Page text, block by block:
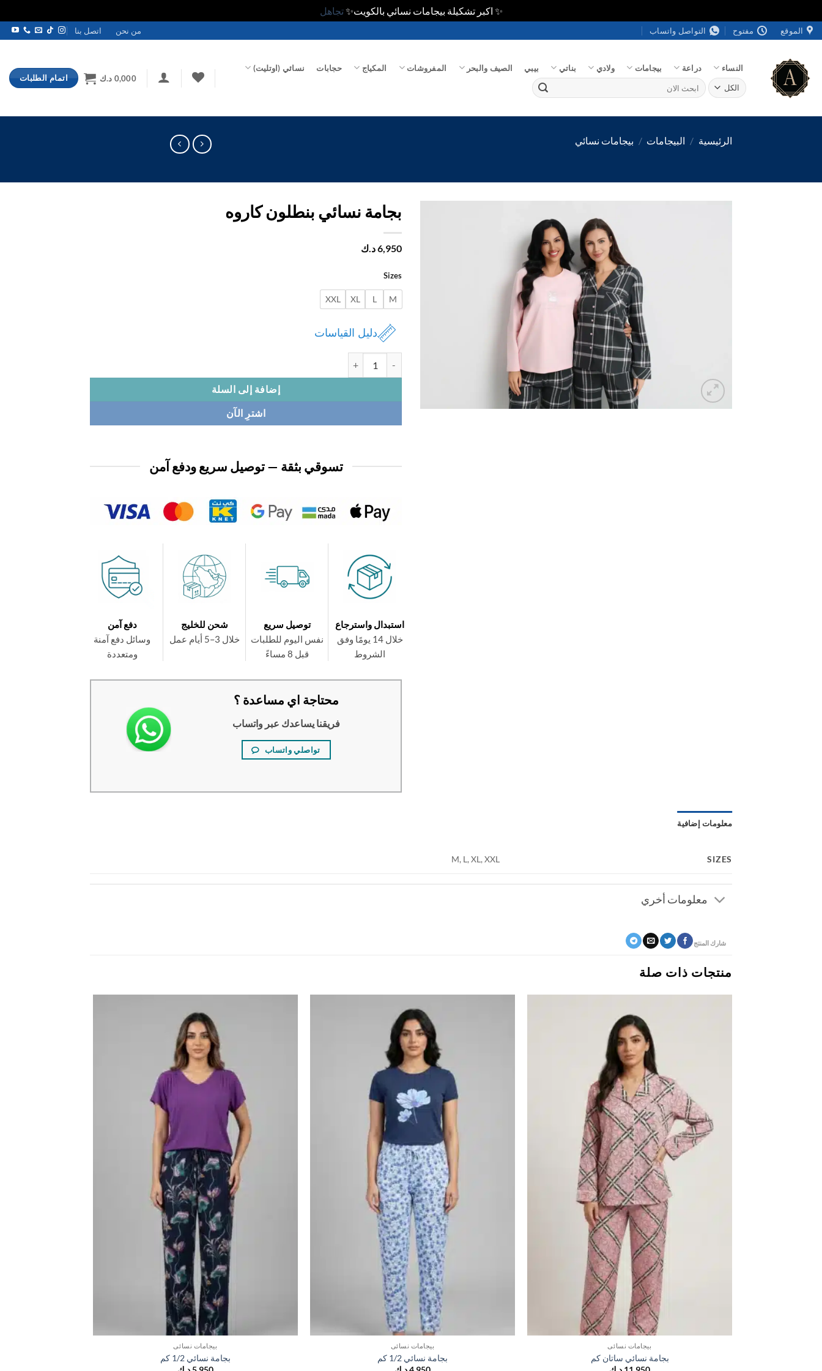
✨ اكبر تشكيلة بيجامات نسائي بالكويت✨تجاهل
تخطي
للمحتوى
الموقع مفتوح التواصل واتساب من نحن اتصل بنا
النساء دراعة بيجامات ولادي بناتي بيبي الصيف والبحر المفروشات المكياج حجابات نسائي (اوتليت)
البحث
عن:
0,000 د.ك اتمام الطلبات
الرئيسية / البيجامات / بيجامات نسائي
بجامة نسائي بنطلون كاروه
6,950د.ك
Sizes
M
L
XL
XXL
دليل القياسات
إضافة إلى السلة
اشترِ الآن
تسوقي بثقة — توصيل سريع ودفع آمن
استبدال واسترجاع
خلال 14 يومًا وفق
الشروط
توصيل سريع
نفس اليوم للطلبات
قبل 8 مساءً
شحن للخليج
خلال 3–5 أيام عمل
دفع آمن
وسائل دفع آمنة
ومتعددة
محتاجة اي مساعدة ؟
فريقنا يساعدك عبر واتساب
تواصلي واتساب
معلومات إضافية
SIZES
M, L, XL, XXL
معلومات أخري
شارك المنتج
منتجات ذات صلة
بيجامات نسائي
بجامة نسائي ساتان كم
بيجامات نسائي
بجامة نسائي 1/2 كم
بيجامات نسائي
بجامة نسائي 1/2 كم